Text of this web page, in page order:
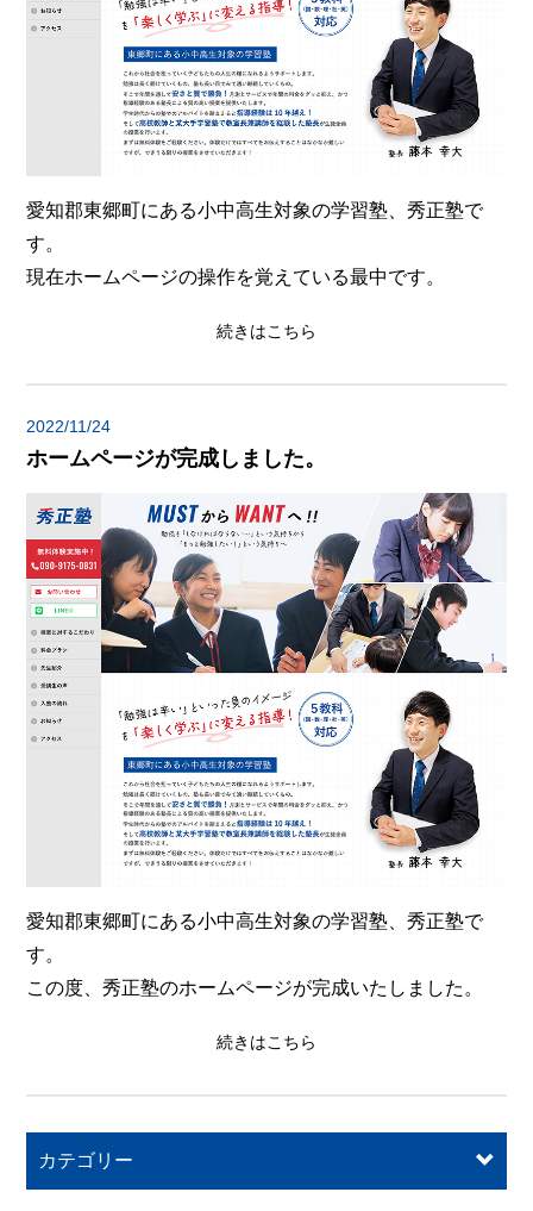
愛知郡東郷町にある小中高生対象の学習塾、秀正塾で
す。
現在ホームページの操作を覚えている最中です。
続きはこちら
2022/11/24
ホームページが完成しました。
愛知郡東郷町にある小中高生対象の学習塾、秀正塾で
す。
この度、秀正塾のホームページが完成いたしました。
続きはこちら
カテゴリー